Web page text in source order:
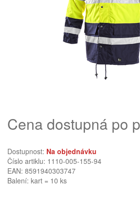
Cena dostupná po
Dostupnost: Na objednávku
Číslo artiklu: 1110-005-155-94
EAN: 8591940303747
Balení: kart = 10 ks